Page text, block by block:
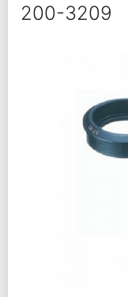
200-3209